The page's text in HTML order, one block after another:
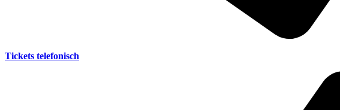
Tickets telefonisch